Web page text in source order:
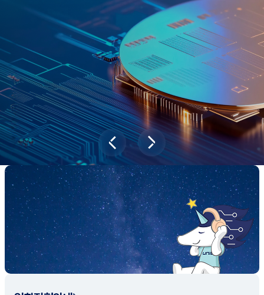
과학기술이 바꿔놓을 2045년 대한민국
당신의 미래는?
대국민 설문조사 바로가기